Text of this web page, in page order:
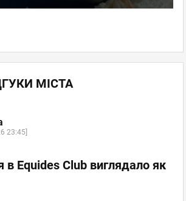
МІСТА
23:45]
в Equides Club виглядало як